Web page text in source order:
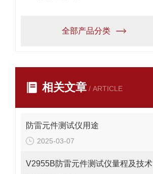
全部产品分类
相关文章 / ARTICLE
防雷元件测试仪用途
2025-03-07